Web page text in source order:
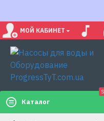
МОЙ КАБИНЕТ
Каталог